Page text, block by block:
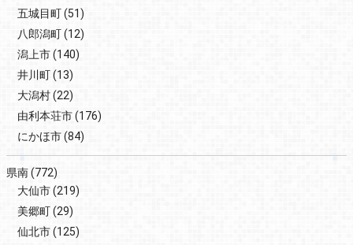
五城目町(51)
八郎潟町(12)
潟上市(140)
井川町(13)
大潟村(22)
由利本荘市(176)
にかほ市(84)
県南(772)
大仙市(219)
美郷町(29)
仙北市(125)